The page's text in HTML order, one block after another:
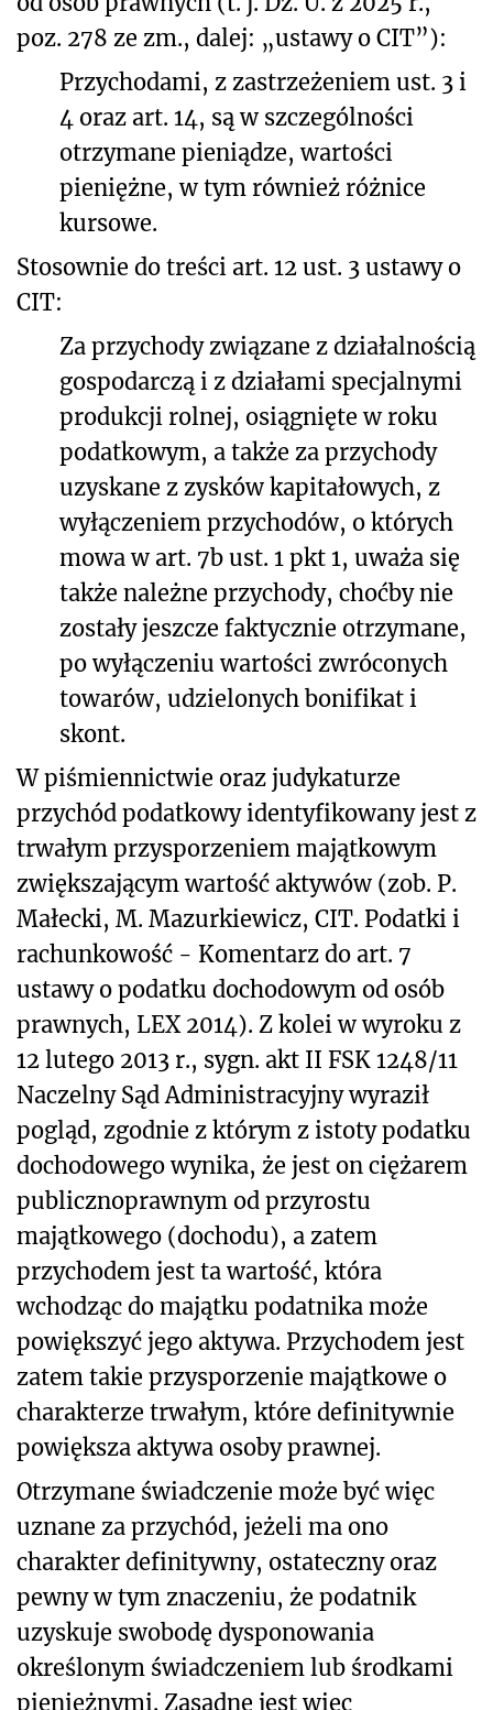
poz. 278 ze zm., dalej: „ustawy o CIT”):
Przychodami, z zastrzeżeniem ust. 3 i
4 oraz art. 14, są w szczególności
otrzymane pieniądze, wartości
pieniężne, w tym również różnice
kursowe.
Stosownie do treści art. 12 ust. 3 ustawy o
CIT:
Za przychody związane z działalnością
gospodarczą i z działami specjalnymi
produkcji rolnej, osiągnięte w roku
podatkowym, a także za przychody
uzyskane z zysków kapitałowych, z
wyłączeniem przychodów, o których
mowa w art. 7b ust. 1 pkt 1, uważa się
także należne przychody, choćby nie
zostały jeszcze faktycznie otrzymane,
po wyłączeniu wartości zwróconych
towarów, udzielonych bonifikat i
skont.
W piśmiennictwie oraz judykaturze
przychód podatkowy identyfikowany jest z
trwałym przysporzeniem majątkowym
zwiększającym wartość aktywów (zob. P.
Małecki, M. Mazurkiewicz, CIT. Podatki i
rachunkowość - Komentarz do art. 7
ustawy o podatku dochodowym od osób
prawnych, LEX 2014). Z kolei w wyroku z
12 lutego 2013 r., sygn. akt II FSK 1248/11
Naczelny Sąd Administracyjny wyraził
pogląd, zgodnie z którym z istoty podatku
dochodowego wynika, że jest on ciężarem
publicznoprawnym od przyrostu
majątkowego (dochodu), a zatem
przychodem jest ta wartość, która
wchodząc do majątku podatnika może
powiększyć jego aktywa. Przychodem jest
zatem takie przysporzenie majątkowe o
charakterze trwałym, które definitywnie
powiększa aktywa osoby prawnej.
Otrzymane świadczenie może być więc
uznane za przychód, jeżeli ma ono
charakter definitywny, ostateczny oraz
pewny w tym znaczeniu, że podatnik
uzyskuje swobodę dysponowania
określonym świadczeniem lub środkami
pieniężnymi. Zasadne jest więc